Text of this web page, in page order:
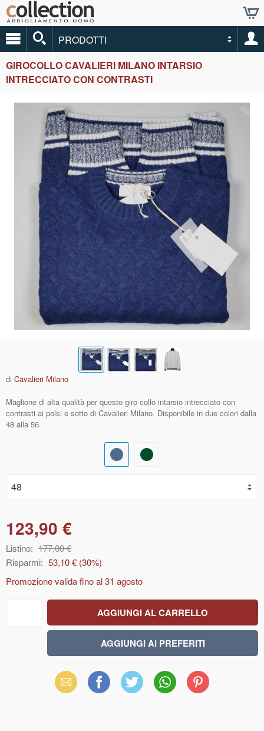
PRODOTTI
GIROCOLLO CAVALIERI MILANO INTARSIO
INTRECCIATO CON CONTRASTI
di Cavalieri Milano
Maglione di alta qualità per questo giro collo intarsio intrecciato con
contrasti ai polsi e sotto di Cavalieri Milano. Disponibile in due colori dalla
48 alla 56.
123,90 €
Listino: 177,00 €
Risparmi: 53,10 € (30%)
Promozione valida fino al31 agosto
Email Facebook X WhatsAppPinterest